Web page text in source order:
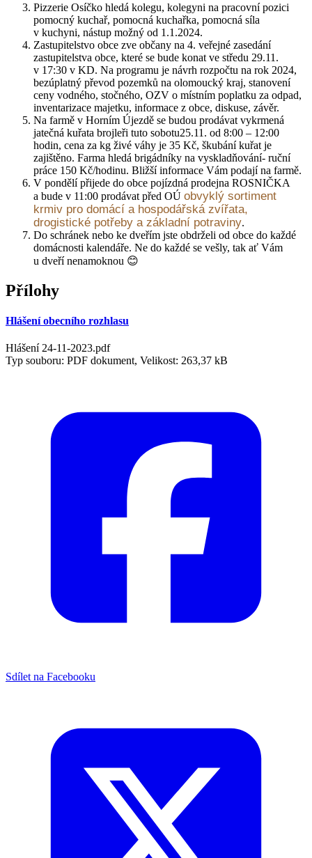
Pizzerie Osíčko hledá kolegu, kolegyni na pracovní pozici
pomocný kuchař, pomocná kuchařka, pomocná síla
v kuchyni, nástup možný od 1.1.2024.
Zastupitelstvo obce zve občany na 4. veřejné zasedání
zastupitelstva obce, které se bude konat ve středu 29.11.
v 17:30 v KD. Na programu je návrh rozpočtu na rok 2024,
bezúplatný převod pozemků na olomoucký kraj, stanovení
ceny vodného, stočného, OZV o místním poplatku za odpad,
inventarizace majetku, informace z obce, diskuse, závěr.
Na farmě v Horním Újezdě se budou prodávat vykrmená
jatečná kuřata brojleři tuto sobotu25.11. od 8:00 – 12:00
hodin, cena za kg živé váhy je 35 Kč, škubání kuřat je
zajištěno. Farma hledá brigádníky na vyskladňování- ruční
práce 150 Kč/hodinu. Bližší informace Vám podají na farmě.
V pondělí přijede do obce pojízdná prodejna ROSNIČKA
a bude v 11:00 prodávat před OÚ obvyklý sortiment
krmiv pro domácí a hospodářská zvířata,
drogistické potřeby a základní potraviny.
Do schránek nebo ke dveřím jste obdrželi od obce do každé
domácnosti kalendáře. Ne do každé se vešly, tak ať Vám
u dveří nenamoknou 😊
Přílohy
Hlášení obecního rozhlasu
Hlášení 24-11-2023.pdf
Typ souboru: PDF dokument, Velikost: 263,37 kB
Sdílet na Facebooku